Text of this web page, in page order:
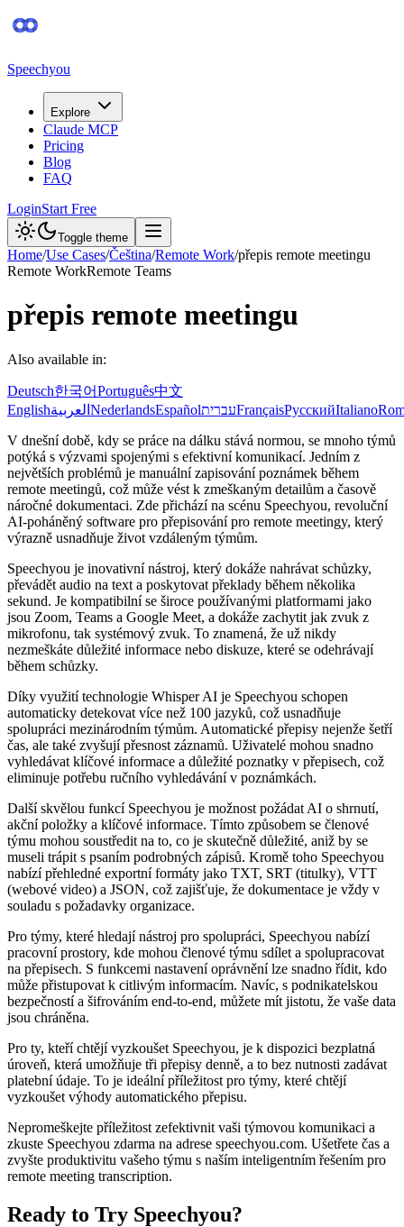
Speechyou
Explore
Claude MCP
Pricing
Blog
FAQ
LoginStart Free
Toggle theme
Home/Use Cases/Čeština/Remote Work/přepis remote meetingu
Remote WorkRemote Teams
přepis remote meetingu
Also available in:
Deutsch한국어Português中文
Englishالعربية NederlandsEspañolעבריתFrançaisРусскийItaliano
V dnešní době, kdy se práce na dálku stává normou, se mnoho týmů
potýká s výzvami spojenými s efektivní komunikací. Jedním z
největších problémů je manuální zapisování poznámek během
remote meetingů, což může vést k zmeškaným detailům a časově
náročné dokumentaci. Zde přichází na scénu Speechyou, revoluční
AI-poháněný software pro přepisování pro remote meetingy, který
výrazně usnadňuje život vzdáleným týmům.
Speechyou je inovativní nástroj, který dokáže nahrávat schůzky,
převádět audio na text a poskytovat překlady během několika
sekund. Je kompatibilní se široce používanými platformami jako
jsou Zoom, Teams a Google Meet, a dokáže zachytit jak zvuk z
mikrofonu, tak systémový zvuk. To znamená, že už nikdy
nezmeškáte důležité informace nebo diskuze, které se odehrávají
během schůzky.
Díky využití technologie Whisper AI je Speechyou schopen
automaticky detekovat více než 100 jazyků, což usnadňuje
spolupráci mezinárodním týmům. Automatické přepisy nejenže šetří
čas, ale také zvyšují přesnost záznamů. Uživatelé mohou snadno
vyhledávat klíčové informace a důležité poznatky v přepisech, což
eliminuje potřebu ručního vyhledávání v poznámkách.
Další skvělou funkcí Speechyou je možnost požádat AI o shrnutí,
akční položky a klíčové informace. Tímto způsobem se členové
týmu mohou soustředit na to, co je skutečně důležité, aniž by se
museli trápit s psaním podrobných zápisů. Kromě toho Speechyou
nabízí přehledné exportní formáty jako TXT, SRT (titulky), VTT
(webové video) a JSON, což zajišťuje, že dokumentace je vždy v
souladu s požadavky organizace.
Pro týmy, které hledají nástroj pro spolupráci, Speechyou nabízí
pracovní prostory, kde mohou členové týmu sdílet a spolupracovat
na přepisech. S funkcemi nastavení oprávnění lze snadno řídit, kdo
může přistupovat k citlivým informacím. Navíc, s podnikatelskou
bezpečností a šifrováním end-to-end, můžete mít jistotu, že vaše data
jsou chráněna.
Pro ty, kteří chtějí vyzkoušet Speechyou, je k dispozici bezplatná
úroveň, která umožňuje tři přepisy denně, a to bez nutnosti zadávat
platební údaje. To je ideální příležitost pro týmy, které chtějí
vyzkoušet výhody automatického přepisu.
Nepromeškejte příležitost zefektivnit vaši týmovou komunikaci a
zkuste Speechyou zdarma na adrese speechyou.com. Ušetřete čas a
zvyšte produktivitu vašeho týmu s naším inteligentním řešením pro
remote meeting transcription.
Ready to Try Speechyou?